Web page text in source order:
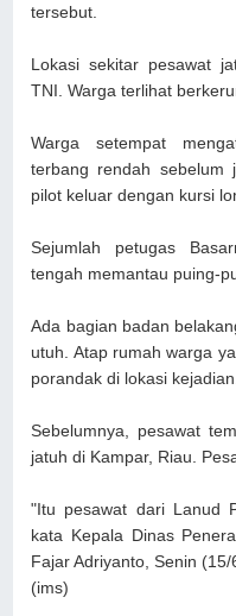
tersebut.
Lokasi sekitar pesawat
TNI. Warga terlihat
Warga setempat
terbang rendah sebelum
pilot keluar dengan kursi
Sejumlah petugas
tengah memantau puing-
Ada bagian badan
utuh. Atap rumah warga
porandak di lokasi kejadian.
Sebelumnya, pesawat
jatuh di Kampar, Riau.
"Itu pesawat dari Lanud
kata Kepala Dinas
Fajar Adriyanto, Senin (15/
(ims)